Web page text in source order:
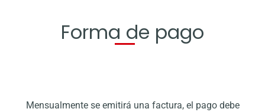
Forma de pago
Mensualmente se emitirá una factura, el pago debe